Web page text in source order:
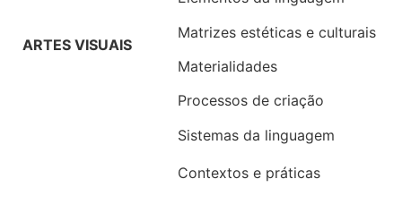
ARTES VISUAIS
Matrizes estéticas e culturais
Materialidades
Processos de criação
Sistemas da linguagem
Contextos e práticas